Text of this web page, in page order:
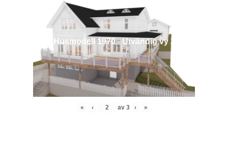
Husmodell 1970 - Utvändig vy 2
« ‹ av 3 › »